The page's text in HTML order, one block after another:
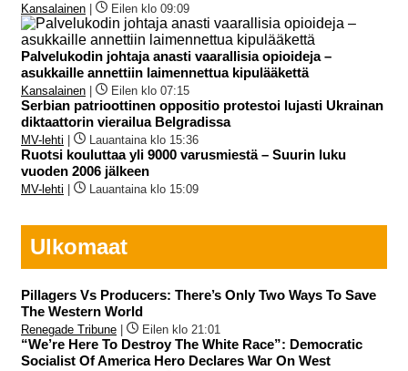
Kansalainen Eilen klo 09:09
Palvelukodin johtaja anasti vaarallisia opioideja –
asukkaille annettiin laimennettua kipulääkettä
Kansalainen Eilen klo 07:15
Serbian patrioottinen oppositio protestoi lujasti Ukrainan
diktaattorin vierailua Belgradissa
MV-lehti Lauantaina klo 15:36
Ruotsi kouluttaa yli 9000 varusmiestä – Suurin luku
vuoden 2006 jälkeen
MV-lehti Lauantaina klo 15:09
Ulkomaat
Pillagers Vs Producers: There’s Only Two Ways To Save
The Western World
Renegade Tribune Eilen klo 21:01
“We’re Here To Destroy The White Race”: Democratic
Socialist Of America Hero Declares War On West